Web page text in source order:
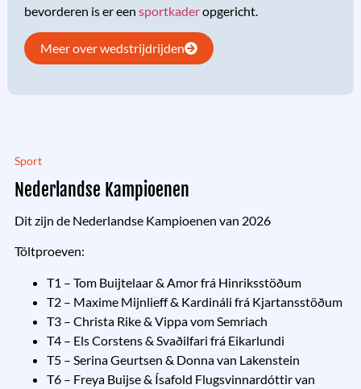
bevorderen is er een sportkaderopgericht.
Meer over wedstrijdrijden
Sport
Nederlandse Kampioenen
Dit zijn de Nederlandse Kampioenen van 2026
Töltproeven:
T1 – Tom Buijtelaar & Amor frá Hinriksstöðum
T2 – Maxime Mijnlieff & Kardináli frá Kjartansstöðum
T3 – Christa Rike & Vippa vom Semriach
T4 – Els Corstens & Svaðilfari frá Eikarlundi
T5 – Serina Geurtsen & Donna van Lakenstein
T6 – Freya Buijse & Ísafold Flugsvinnardóttir van